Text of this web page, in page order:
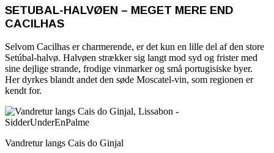
SETUBAL-HALVØEN – MEGET MERE END
CACILHAS
Selvom Cacilhas er charmerende, er det kun en lille del af den store
Setúbal-halvø. Halvøen strækker sig langt mod syd og frister med
sine dejlige strande, frodige vinmarker og små portugisiske byer.
Her dyrkes blandt andet den søde Moscatel-vin, som regionen er
kendt for.
Vandretur langs Cais do Ginjal